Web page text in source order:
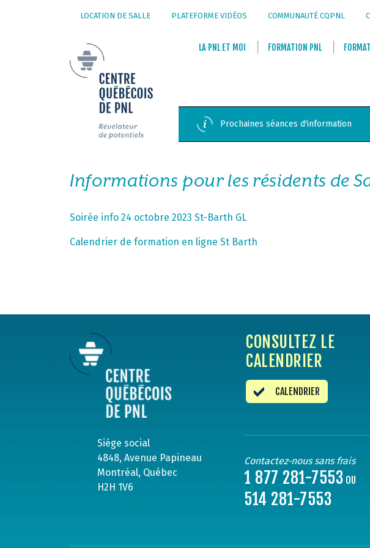
LOCATION DE SALLE PLATEFORME VIDÉOS COMMUNAUTÉ CQPNL
LA PNL ET MOI FORMATION PNL
Prochaines séances d'information
Informations pour les résidents de
Soirée info 24 octobre 2023 St-Barth GL
Calendrier de formation en ligne St Barth
Siège social
4848, Avenue Papineau
Montréal, Québec
H2H 1V6
CONSULTEZ LE
CALENDRIER
CALENDRIER
Contactez-nous sans frais
1 877 281-7553 OU
514 281-7553